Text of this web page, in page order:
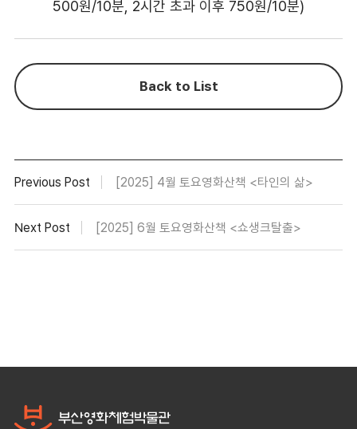
500원/10분, 2시간 초과 이후 750원/10분)
Back to List
Previous Post [2025] 4월 토요영화산책 <타인의 삶>
Next Post [2025] 6월 토요영화산책 <쇼생크탈출>